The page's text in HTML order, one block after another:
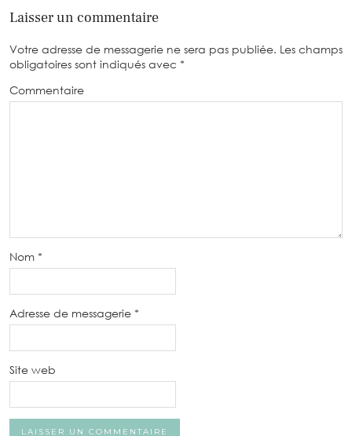
Laisser un commentaire
Votre adresse de messagerie ne sera pas publiée. Les champs
obligatoires sont indiqués avec *
Commentaire
Nom *
Adresse de messagerie *
Site web